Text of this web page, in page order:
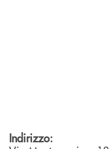
Indirizzo: